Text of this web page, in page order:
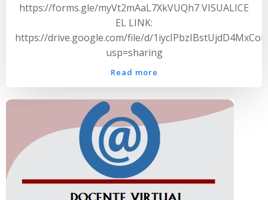
https://forms.gle/myVt2mAaL7XkVUQh7 VISUALICE
EL LINK:
https://drive.google.com/file/d/
usp=sharing
Read more